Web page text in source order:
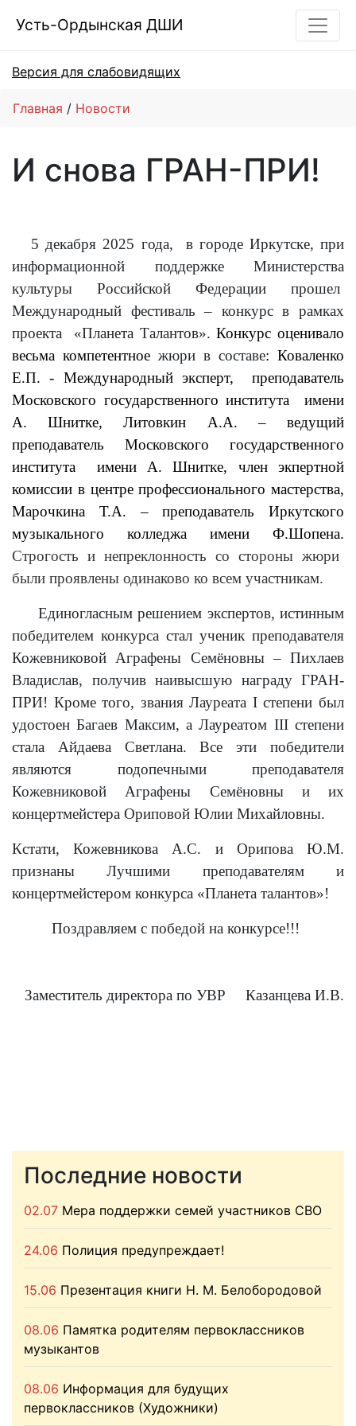
Усть-Ордынская ДШИ
Версия для слабовидящих
Главная Новости
И снова ГРАН-ПРИ!
5 декабря 2025 года, в городе Иркутске, при
информационной поддержке Министерства
культуры Российской Федерации прошел
Международный фестиваль – конкурс в рамках
проекта «Планета Талантов».Конкурс оценивало
весьма компетентное жюри в составе: Коваленко
Е.П. - Международный эксперт, преподаватель
Московского государственного института имени
А. Шнитке, Литовкин А.А. – ведущий
преподаватель Московского государственного
института имени А. Шнитке, член экпертной
комиссии в центре профессионального мастерства,
Марочкина Т.А. – преподаватель Иркутского
музыкального колледжа имени Ф.Шопена.
Строгость и непреклонность со стороны жюри
были проявлены одинаково ко всем участникам.
Единогласным решением экспертов, истинным
победителем конкурса стал ученик преподавателя
Кожевниковой Аграфены Семёновны – Пихлаев
Владислав, получив наивысшую награду ГРАН-
ПРИ! Кроме того, звания Лауреата Iстепени был
удостоен Багаев Максим, а Лауреатом IIIстепени
стала Айдаева Светлана. Все эти победители
являются подопечными преподавателя
Кожевниковой Аграфены Семёновны и их
концертмейстера Ориповой Юлии Михайловны.
Кстати, Кожевникова А.С. и Орипова Ю.М.
признаны Лучшими преподавателям и
концертмейстером конкурса «Планета талантов»!
Поздравляем с победой на конкурсе!!!
Заместитель директора по УВР Казанцева И.В.
Последние новости
02.07 Мера поддержки семей участников СВО
24.06 Полиция предупреждает!
15.06 Презентация книги Н. М. Белобородовой
08.06 Памятка родителям первоклассников
музыкантов
08.06 Информация для будущих
первоклассников (Художники)